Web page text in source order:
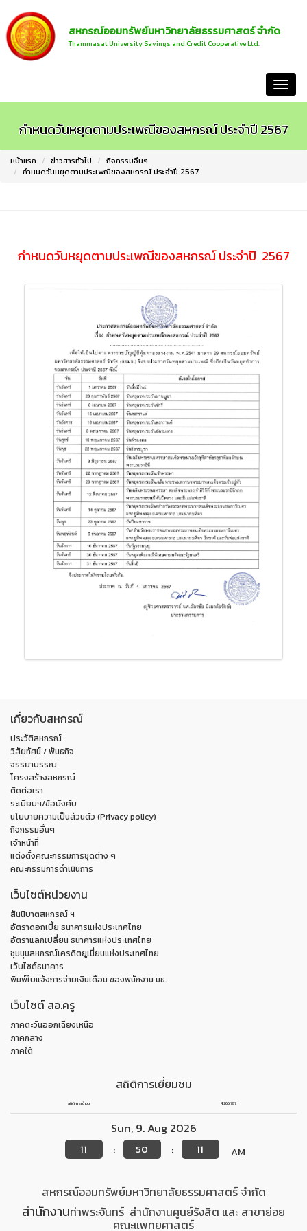
สหกรณ์ออมทรัพย์มหาวิทยาลัยธรรมศาสตร์ จำกัด
Thammasat University Savings and Credit Cooperative Ltd.
กำหนดวันหยุดตามประเพณีของสหกรณ์ ประจำปี 2567
หน้าแรก ข่าวสารทั่วไป
กิจกรรมอื่นๆ
กำหนดวันหยุดตามประเพณีของสหกรณ์ ประจำปี 2567
กำหนดวันหยุดตามประเพณีของสหกรณ์ ประจำปี 2567
เกี่ยวกับสหกรณ์
ประวัติสหกรณ์
วิสัยทัศน์ / พันธกิจ
จรรยาบรรณ
โครงสร้างสหกรณ์
ติดต่อเรา
ระเบียบฯ/ข้อบังคับ
นโยบายความเป็นส่วนตัว (Privacy policy)
กิจกรรมอื่นๆ
เจ้าหน้าที่
แต่งตั้งคณะกรรมการชุดต่าง ๆ
คณะกรรมการดำเนินการ
เว็บไซต์หน่วยงาน
สันนิบาตสหกรณ์ ฯ
อัตราดอกเบี้ย ธนาคารแห่งประเทศไทย
อัตราแลกเปลี่ยน ธนาคารแห่งประเทศไทย
ชุมนุมสหกรณ์เครดิตยูเนี่ยนแห่งประเทศไทย
เว็บไซต์ธนาคาร
พิมพ์ใบแจ้งการจ่ายเงินเดือน ของพนักงาน มธ.
เว็บไซต์ สอ.ครู
ภาคตะวันออกเฉียงเหนือ
ภาคกลาง
ภาคใต้
สถิติการเยี่ยมชม
สถิติการเข้าชม 4,266,787
Sun, 9. Aug 2026
11 : 50 : 11 AM
สหกรณ์ออมทรัพย์มหาวิทยาลัยธรรมศาสตร์ จำกัด
สำนักงานท่าพระจันทร์ สำนักงานศูนย์รังสิต และ สาขาย่อย
คณะแพทยศาสตร์